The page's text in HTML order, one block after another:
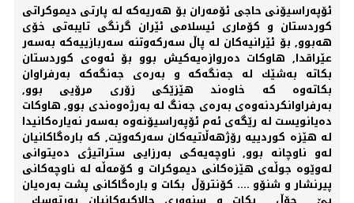
ئۆپەراسیۆنی حاجی ئۆمەران بۆ هەریەكە لە پارتی دیموكراتی
كوردستان و كۆماری ئیسلامی ئێران گرنگی تایبەتی خۆی
هەبوو, بۆ ئێرانیەكان لە پاڵ سەركەوتنە سەربازییەكە بەسەر
عێراقدا, هاوكات دەروازەیەكیش بوو بۆ ئەوەی كوردستان
بكاتە بەشێك لە جەنگەكە و بەرەی جەنگەكە بەرفراوان
بكاتەوە كە خاوەند هێزێكی زۆری مرۆیی بوو,
بەرفراوانكردنەوەی بەرەی جەنگ لە بەرژەوەندی بوو, هاوكات
دەیانویست لە رێگەی ئەم ئۆپەراسیۆنەوە بەسەر نەیارەكانیدا
لە هێزە كوردییە رۆژهەڵاتیەكان سەركەوێت, كە بارەگاكانیان
لەو ناوچانە بوو, ناوچەیەكی بەرزایی ستراتیژی دەیتوانی
لەوێوە جوڵەی هێزەكانی دیموكرات و كۆمەڵە لە ناوچەكانی
پیرنشار و شنۆو .... كۆنترۆڵ بكات و بارەگاكانی پشت بەرەیان